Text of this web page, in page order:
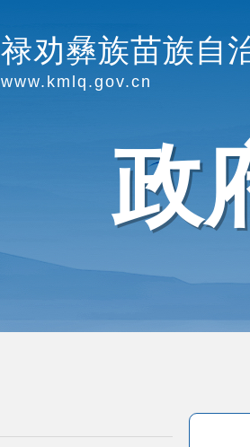
禄劝彝族苗族自
www.kmlq.gov.cn
政